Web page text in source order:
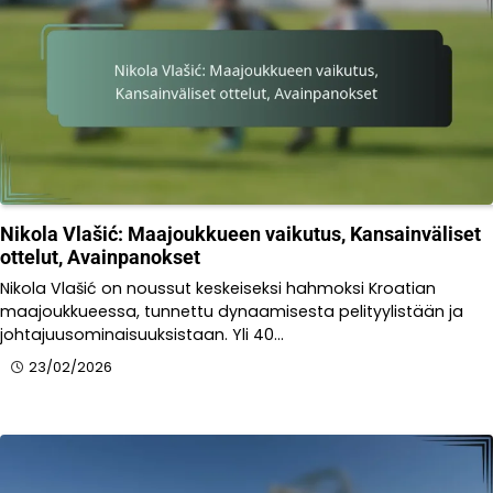
Nikola Vlašić: Maajoukkueen vaikutus, Kansainväliset
ottelut, Avainpanokset
Nikola Vlašić on noussut keskeiseksi hahmoksi Kroatian
maajoukkueessa, tunnettu dynaamisesta pelityylistään ja
johtajuusominaisuuksistaan. Yli 40…
23/02/2026